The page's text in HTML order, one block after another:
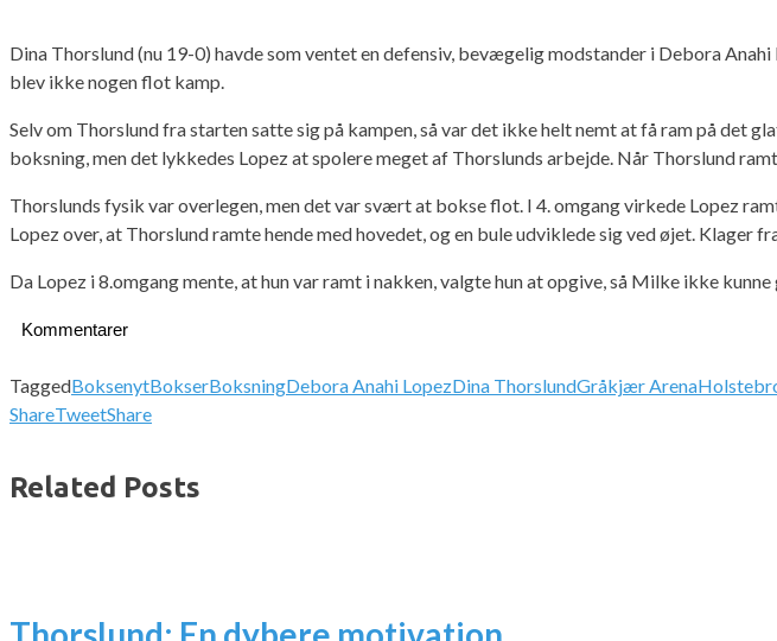
Dina Thorslund (nu 19-0) havde som ventet en defensiv, bevægelig modstander i Debora
blev ikke nogen flot kamp.
Selv om Thorslund fra starten satte sig på kampen, så var det ikke helt nemt at få ram på
boksning, men det lykkedes Lopez at spolere meget af Thorslunds arbejde. Når Thorslund
Thorslunds fysik var overlegen, men det var svært at bokse flot. I 4. omgang virkede Lopez
Lopez over, at Thorslund ramte hende med hovedet, og en bule udviklede sig ved øjet. Klager
Da Lopez i 8.omgang mente, at hun var ramt i nakken, valgte hun at opgive, så Milke ikke
Kommentarer
TaggedBoksenytBokserBoksningDebora Anahi LopezDina ThorslundGråkjær Arena
ShareTweetShare
Related Posts